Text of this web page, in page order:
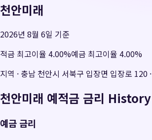
천안미래
2026년 8월 6일 기준
적금 최고이율 4.00%예금 최고이율 4.00%
지역 · 충남 천안시 서북구 입장면 입장로 120 ·
천안미래 예적금 금리 History
예금 금리